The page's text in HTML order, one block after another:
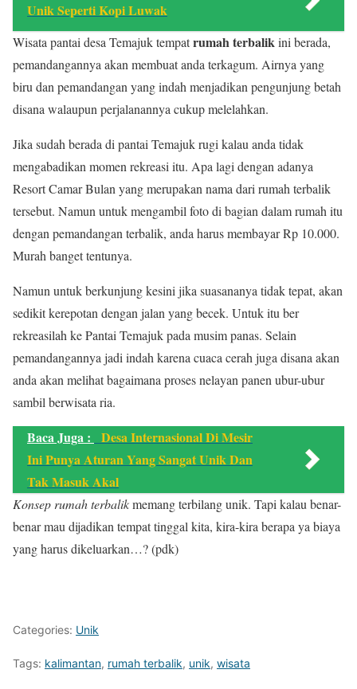
Unik Seperti Kopi Luwak
Wisata pantai desa Temajuk tempatrumah terbalikini berada,
pemandangannya akan membuat anda terkagum. Airnya yang
biru dan pemandangan yang indah menjadikan pengunjung betah
disana walaupun perjalanannya cukup melelahkan.
Jika sudah berada di pantai Temajuk rugi kalau anda tidak
mengabadikan momen rekreasi itu. Apa lagi dengan adanya
Resort Camar Bulan yang merupakan nama dari rumah terbalik
tersebut. Namun untuk mengambil foto di bagian dalam rumah itu
dengan pemandangan terbalik, anda harus membayar Rp 10.000.
Murah banget tentunya.
Namun untuk berkunjung kesini jika suasananya tidak tepat, akan
sedikit kerepotan dengan jalan yang becek. Untuk itu ber
rekreasilah ke Pantai Temajuk pada musim panas. Selain
pemandangannya jadi indah karena cuaca cerah juga disana akan
anda akan melihat bagaimana proses nelayan panen ubur-ubur
sambil berwisata ria.
Baca Juga :
Desa Internasional Di Mesir
Ini Punya Aturan Yang Sangat Unik Dan
Tak Masuk Akal
Konsep rumah terbalikmemang terbilang unik. Tapi kalau benar-
benar mau dijadikan tempat tinggal kita, kira-kira berapa ya biaya
yang harus dikeluarkan…? (pdk)
Categories: Unik
Tags: kalimantan, rumah terbalik, unik, wisata